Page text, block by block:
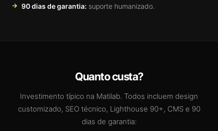
90 dias de garantia: suporte humanizado.
Quanto custa?
Investimento típico na Matilab. Todos incluem design
customizado, SEO técnico, Lighthouse 90+, CMS e 90
dias de garantia: